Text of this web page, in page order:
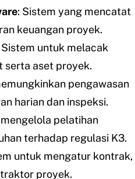
: Sistem yang mencatat
keuangan proyek.
Sistem untuk melacak
serta aset proyek.
pengawasan
harian dan inspeksi.
pelatihan
terhadap regulasi K3.
untuk mengatur kontrak,
proyek.